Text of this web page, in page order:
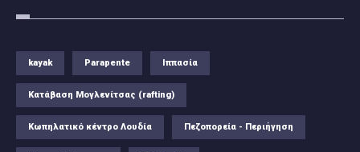
kayak Parapente Ιππασία
Κατάβαση Μογλενίτσας (rafting)
Κωπηλατικό κέντρο Λουδία Πεζοπορεία - Περιήγηση